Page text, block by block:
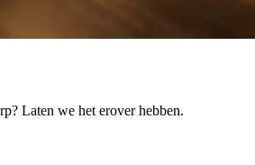
Laten we het erover hebben.